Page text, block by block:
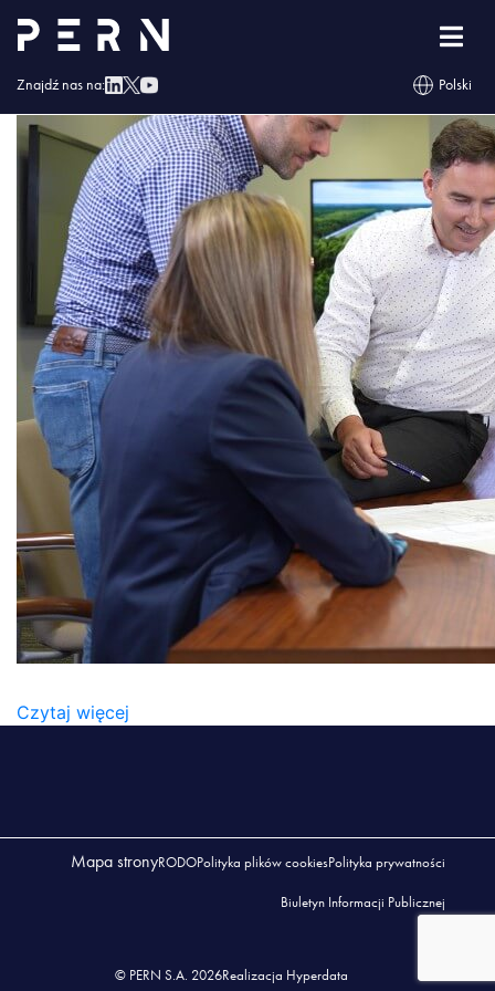
Znajdź nas na: Polski
Pern 05-05
Czytaj więcej
Mapa stronyRODOPolityka plików cookiesPolityka prywatności
Biuletyn Informacji Publicznej
© PERN S.A. 2026Realizacja Hyperdata